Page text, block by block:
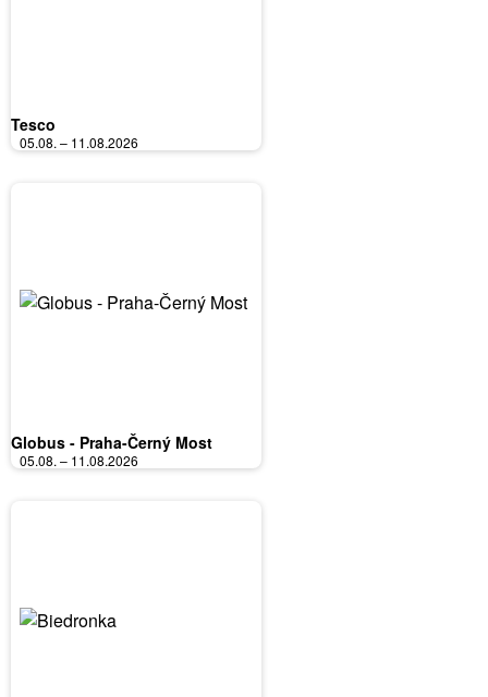
Tesco
05.08. – 11.08.2026
Globus - Praha-Černý Most
05.08. – 11.08.2026